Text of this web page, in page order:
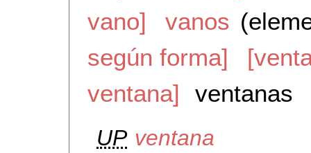
vano]
vanos
según forma]
ventana]
ventanas
UP ventana